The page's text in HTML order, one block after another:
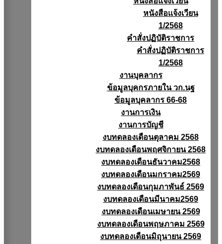
หนังสือเเจ้งเวียน
1/2568
คำสั่งปฏิบัติราชการ
คำสั่งปฏิบัติราชการ
1/2568
งานบุคลากร
ข้อมูลบุคกรภายใน วก.นฐ
ข้อมูลบุคลากร 66-68
งานการเงิน
งานการบัญชี
งบทดลองเดือนตุลาคม 2568
งบทดลองเดือนพฤศจิกายน 2568
งบทดลองเดือนธันวาคม2568
งบทดลองเดือนมกราคม2569
งบทดลองเดือนกุมภาพันธ์ 2569
งบทดลองเดือนมีนาคม2569
งบทดลองเดือนเมษายน 2569
งบทดลองเดือนพฤษภาคม 2569
งบทดลองเดือนมิถุนายน 2569